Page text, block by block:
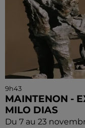
9h43
MAINTENON -
MILO DIAS
Du 7 au 23